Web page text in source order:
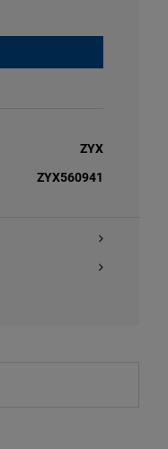
ZYX
ZYX560941